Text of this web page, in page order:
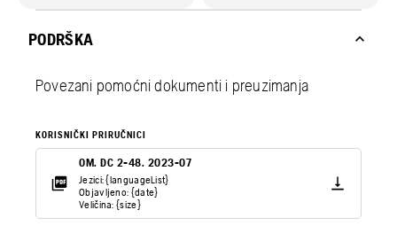
PODRŠKA
Povezani pomoćni dokumenti i preuzimanja
KORISNIČKI PRIRUČNICI
OM. DC 2-48. 2023-07
Jezici: {languageList}
Objavljeno: {date}
Veličina: {size}